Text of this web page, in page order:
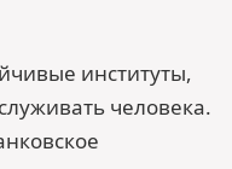
институты,
человека.